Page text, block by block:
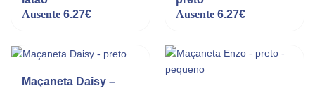
Ausente 6.27€
Ausente 6.27€
Maçaneta Daisy –